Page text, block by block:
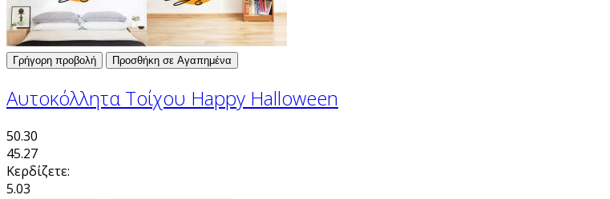
Γρήγορη προβολή Προσθήκη σε Αγαπημένα
Αυτοκόλλητα Τοίχου Happy Halloween
50.30
45.27
Κερδίζετε:
5.03